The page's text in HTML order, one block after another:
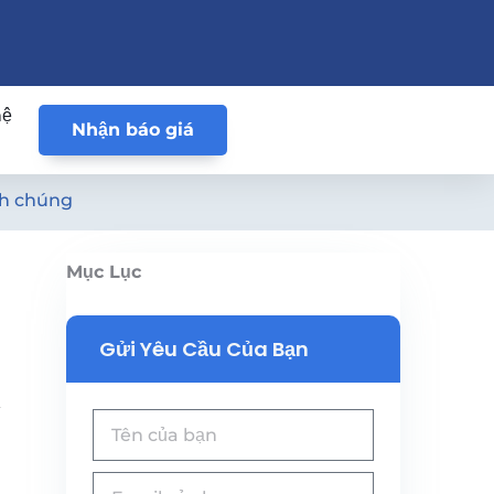
Nhận báo giá
chúng
Mục Lục
Gửi Yêu Cầu Của Bạn